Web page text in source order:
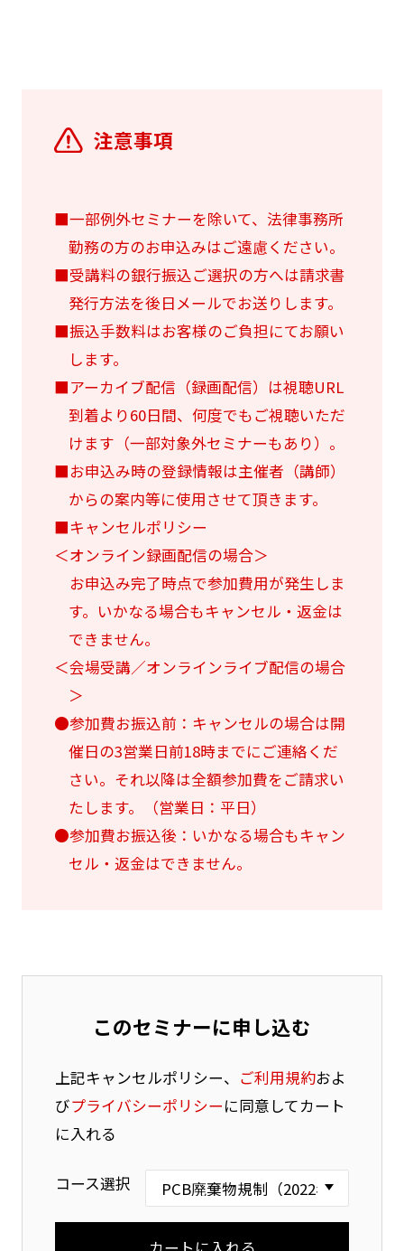
注意事項
■一部例外セミナーを除いて、法律事務所
勤務の方のお申込みはご遠慮ください。
■受講料の銀行振込ご選択の方へは請求書
発行方法を後日メールでお送りします。
■振込手数料はお客様のご負担にてお願い
します。
■アーカイブ配信（録画配信）は視聴URL
到着より60日間、何度でもご視聴いただ
けます（一部対象外セミナーもあり）。
■お申込み時の登録情報は主催者（講師）
からの案内等に使用させて頂きます。
■キャンセルポリシー
＜オンライン録画配信の場合＞
お申込み完了時点で参加費用が発生しま
す。いかなる場合もキャンセル・返金は
できません。
＜会場受講／オンラインライブ配信の場合
＞
●参加費お振込前：キャンセルの場合は開
催日の3営業日前18時までにご連絡くだ
さい。それ以降は全額参加費をご請求い
たします。（営業日：平日）
●参加費お振込後：いかなる場合もキャン
セル・返金はできません。
このセミナーに申し込む
上記キャンセルポリシー、 ご利用規約およ
びプライバシーポリシーに同意してカート
に入れる
コース選択